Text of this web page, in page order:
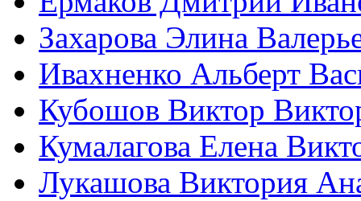
Захарова Элина
Ивахненко Альберт
Кубошов Виктор
Кумалагова Елена
Лукашова Виктория